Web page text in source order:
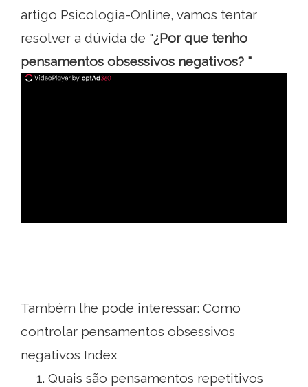
artigo Psicologia-Online, vamos tentar
resolver a dúvida de "¿Por que tenho
pensamentos obsessivos negativos? "
Também lhe pode interessar: Como
controlar pensamentos obsessivos
negativos Index
Quais são pensamentos repetitivos